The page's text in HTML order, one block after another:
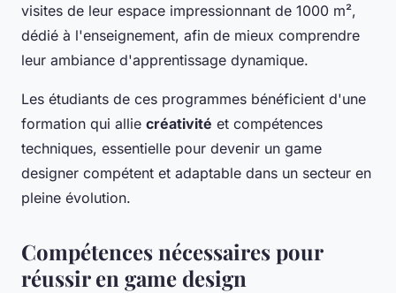
visites de leur espace impressionnant de 1000 m²,
dédié à l'enseignement, afin de mieux comprendre
leur ambiance d'apprentissage dynamique.
Les étudiants de ces programmes bénéficient d'une
formation qui allie créativité et compétences
techniques, essentielle pour devenir un game
designer compétent et adaptable dans un secteur en
pleine évolution.
Compétences nécessaires pour
réussir en game design